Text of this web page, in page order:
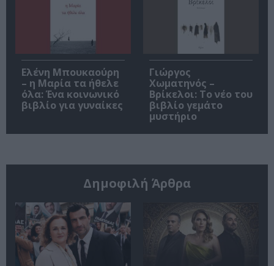
Ελένη Μπουκαούρη
– η Μαρία τα ήθελε
όλα: Ένα κοινωνικό
βιβλίο για γυναίκες
Γιώργος
Χωματηνός –
Βρίκελοι: Το νέο του
βιβλίο γεμάτο
μυστήριο
Δημοφιλή Άρθρα